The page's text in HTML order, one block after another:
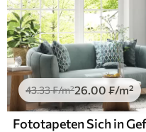
43.33₣/m²26 .00₣/m²